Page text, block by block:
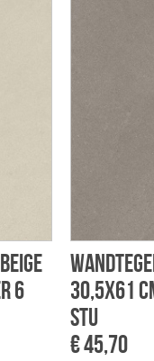
6
30,5x61
stu
€ 45,70